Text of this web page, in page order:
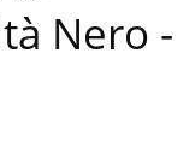
Nero -